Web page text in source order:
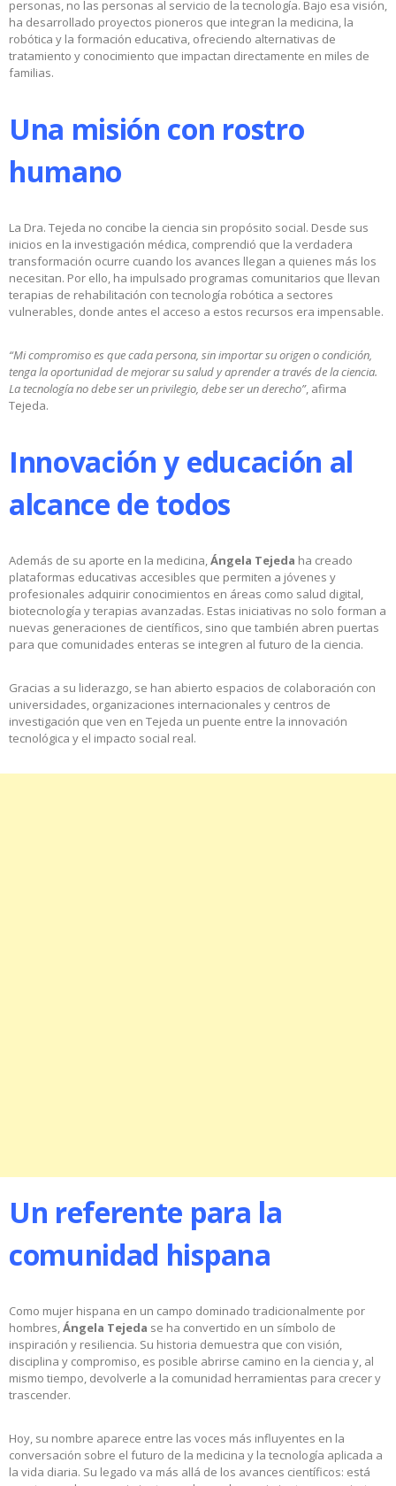
personas, no las personas al servicio de la tecnología. Bajo esa visión,
ha desarrollado proyectos pioneros que integran la medicina, la
robótica y la formación educativa, ofreciendo alternativas de
tratamiento y conocimiento que impactan directamente en miles de
familias.
Una misión con rostro
humano
La Dra. Tejeda no concibe la ciencia sin propósito social. Desde sus
inicios en la investigación médica, comprendió que la verdadera
transformación ocurre cuando los avances llegan a quienes más los
necesitan. Por ello, ha impulsado programas comunitarios que llevan
terapias de rehabilitación con tecnología robótica a sectores
vulnerables, donde antes el acceso a estos recursos era impensable.
“Mi compromiso es que cada persona, sin importar su origen o condición,
tenga la oportunidad de mejorar su salud y aprender a través de la ciencia.
La tecnología no debe ser un privilegio, debe ser un derecho”, afirma
Tejeda.
Innovación y educación al
alcance de todos
Además de su aporte en la medicina,Ángela Tejeda ha creado
plataformas educativas accesibles que permiten a jóvenes y
profesionales adquirir conocimientos en áreas como salud digital,
biotecnología y terapias avanzadas. Estas iniciativas no solo forman a
nuevas generaciones de científicos, sino que también abren puertas
para que comunidades enteras se integren al futuro de la ciencia.
Gracias a su liderazgo, se han abierto espacios de colaboración con
universidades, organizaciones internacionales y centros de
investigación que ven en Tejeda un puente entre la innovación
tecnológica y el impacto social real.
Un referente para la
comunidad hispana
Como mujer hispana en un campo dominado tradicionalmente por
hombres,Ángela Tejeda se ha convertido en un símbolo de
inspiración y resiliencia. Su historia demuestra que con visión,
disciplina y compromiso, es posible abrirse camino en la ciencia y, al
mismo tiempo, devolverle a la comunidad herramientas para crecer y
trascender.
Hoy, su nombre aparece entre las voces más influyentes en la
conversación sobre el futuro de la medicina y la tecnología aplicada a
la vida diaria. Su legado va más allá de los avances científicos: está